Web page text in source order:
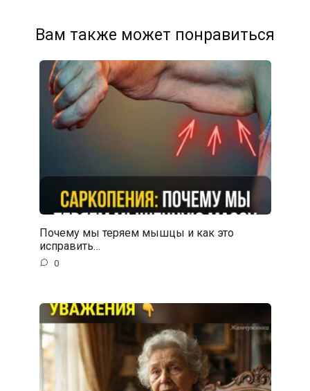
Вам также может понравиться
Почему мы теряем мышцы и как это
исправить…
0